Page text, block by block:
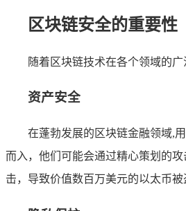
区块链安全的重要性
随着区块链技术在各个领域的
资产安全
在蓬勃发展的区块链金融领域,
而入，他们可能会通过精心策划的
击，导致价值数百万美元的以太币